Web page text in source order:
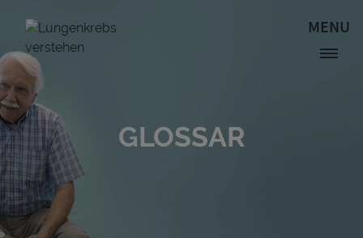
Site Logo
MENU
GLOSSAR